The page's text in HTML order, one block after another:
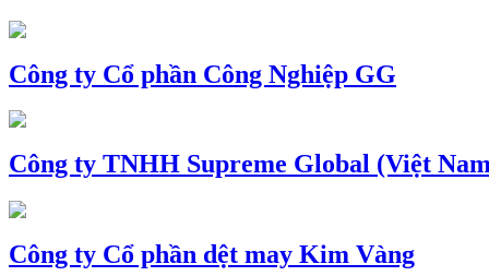
Công ty Cổ phần Công Nghiệp GG
Công ty TNHH Supreme Global (Việt
Công ty Cổ phần dệt may Kim Vàng